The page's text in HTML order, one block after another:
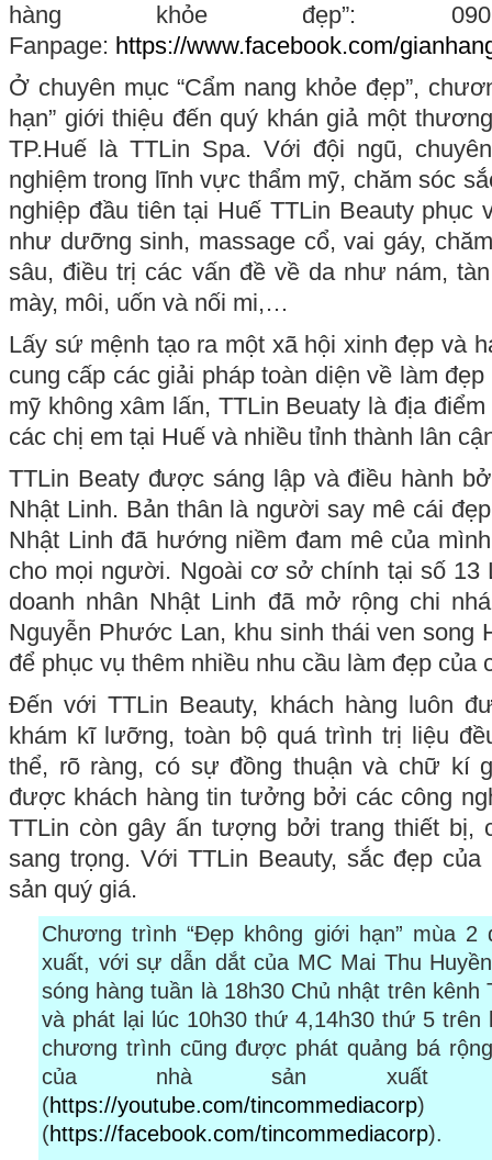
hàng khỏe đẹp”:
Fanpage: https://www.facebook.com/
Ở chuyên mục “Cẩm nang khỏe đẹp”,
hạn” giới thiệu đến quý khán giả một
TP.Huế là TTLin Spa. Với đội ngũ,
nghiệm trong lĩnh vực thẩm mỹ, chăm sóc
nghiệp đầu tiên tại Huế TTLin Beauty phục
như dưỡng sinh, massage cổ, vai gáy,
sâu, điều trị các vấn đề về da như nám,
mày, môi, uốn và nối mi,…
Lấy sứ mệnh tạo ra một xã hội xinh đẹp và
cung cấp các giải pháp toàn diện về làm
mỹ không xâm lấn, TTLin Beuaty là địa
các chị em tại Huế và nhiều tỉnh thành lân
TTLin Beaty được sáng lập và điều hành
Nhật Linh. Bản thân là người say mê cái
Nhật Linh đã hướng niềm đam mê của
cho mọi người. Ngoài cơ sở chính tại số 13
doanh nhân Nhật Linh đã mở rộng chi
Nguyễn Phước Lan, khu sinh thái ven song
để phục vụ thêm nhiều nhu cầu làm đẹp của
Đến với TTLin Beauty, khách hàng luôn
khám kĩ lưỡng, toàn bộ quá trình trị liệu
thể, rõ ràng, có sự đồng thuận và chữ kí
được khách hàng tin tưởng bởi các công
TTLin còn gây ấn tượng bởi trang thiết bị,
sang trọng. Với TTLin Beauty, sắc đẹp
sản quý giá.
Chương trình “Đẹp không giới hạn” mùa 2
xuất, với sự dẫn dắt của MC Mai Thu
sóng hàng tuần là 18h30 Chủ nhật trên kênh
và phát lại lúc 10h30 thứ 4,14h30 thứ 5 trên
chương trình cũng được phát quảng bá
của nhà sản xuất
(https://youtube.com/tincommediacorp)
(https://facebook.com/tincommediacorp).